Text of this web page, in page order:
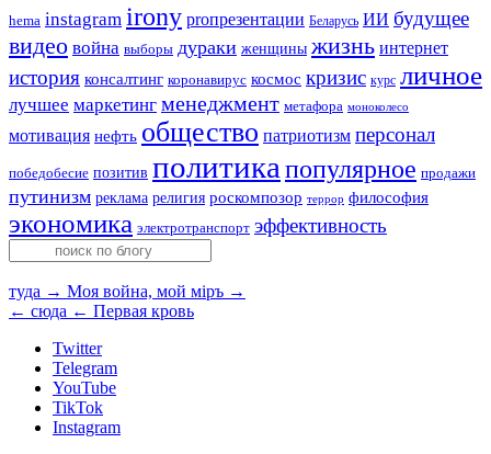
hema instagram irony proпрезентации Беларусь ИИ будущее
видео война выборы дураки женщины жизнь интернет
история консалтинг коронавирус космос кризис курс личное
лучшее маркетинг менеджмент метафора моноколесо
мотивация нефть общество патриотизм персонал
победобесие позитив политика популярное продажи
путинизм реклама религия роскомпозор террор философия
экономика электротранспорт эффективность
туда → Моя война, мой мiръ →
← сюда ← Первая кровь
Twitter
Telegram
YouTube
TikTok
Instagram